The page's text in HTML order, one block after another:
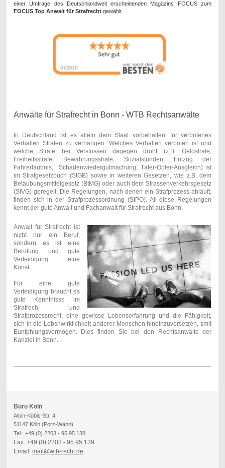
einer Umfrage des Deutschlandweit erscheinenden Magazins FOCUS zum
FOCUS Top Anwalt für Strafrechtgewählt.
Anwälte für Strafrecht in Bonn - WTB Rechtsanwälte
In Deutschland ist es allein dem Staat vorbehalten, für verbotenes
Verhalten Strafen zu verhängen. Welches Verhalten verboten ist und
welche Strafe bei Verstössen dagegen droht (z.B. Geldstrafe,
Freiheitsstrafe, Bewährungsstrafe, Sozialstunden, Entzug der
Fahrerlaubnis, Schadenwiedergutmachung, Täter-Opfer-Ausgleich) ist
im Strafgesetzbuch (StGB) sowie in weiteren Gesetzen, wie z.B. dem
Betäubungsmittelgesetz (BtMG) oder auch dem Strassenverkehrsgesetz
(StVG) geregelt. Die Regelungen, nach denen ein Strafprozess abläuft,
finden sich in der Strafprozessordnung (StPO). All diese Regelungen
kennt der gute Anwalt und Fachanwalt für Strafrecht aus Bonn.
Anwalt für Strafrecht ist
nicht nur ein Beruf,
sondern es ist eine
Berufung und gute
Verteidigung eine
Kunst.
Für eine gute
Verteidigung braucht es
gute Kenntnisse im
Strafrech und
Strafprozessrecht, eine gewisse Lebenserfahrung und die Fähigkeit,
sich in die Lebsnwirklichkeit anderer Menschen hineinzuversetzen, smit
Eunfphlungsvermögen. Dies finden Sie bei den Rechtsanwälte der
Kanzlei in Bonn.
Büro Köln
Albin-Köbis-Str. 4
51147 Köln (Porz-Wahn)
Tel.: +49 (0) 2203 - 95 95 138
Fax: +49 (0) 2203 - 95 95 139
Email: mail@wtb-recht.de